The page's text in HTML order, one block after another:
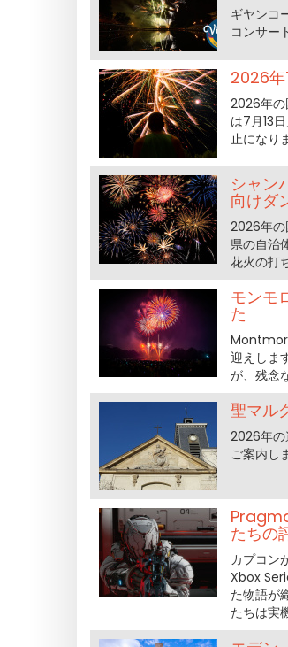
ギヤンコ
コンサー
2026年
2026年の
は7月13
止になり
シャン
向けダ
2026年の
県の自治
花火の打
モンモ
た
迎えしま
が、残念
聖マル
2026年の
ご案内し
たちの
カプコン
Xbox
た物語が
たちは実